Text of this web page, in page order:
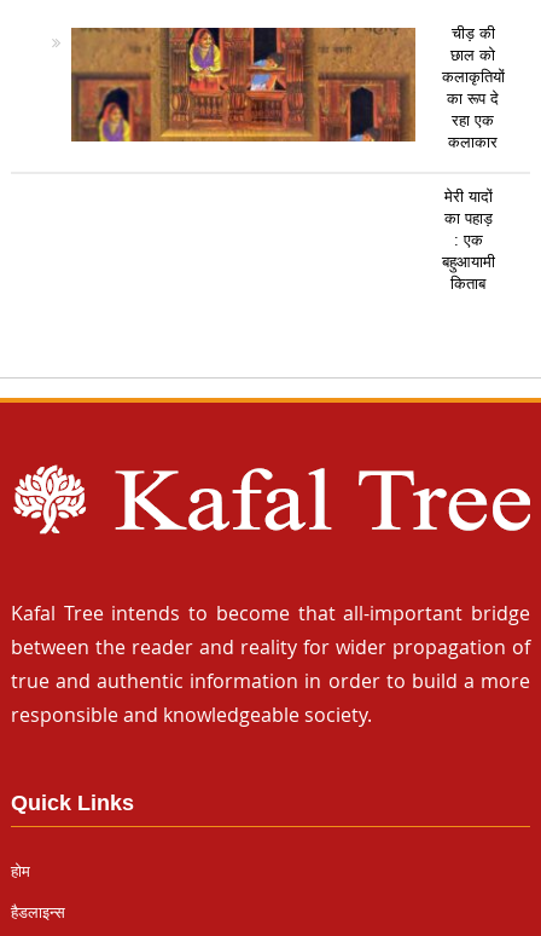
चीड़ की
छाल को
कलाकृतियों
का रूप दे
रहा एक
कलाकार
मेरी यादों
का पहाड़
: एक
बहुआयामी
किताब
Kafal Tree intends to become that all-important bridge
between the reader and reality for wider propagation of
true and authentic information in order to build a more
responsible and knowledgeable society.
Quick Links
होम
हैडलाइन्स